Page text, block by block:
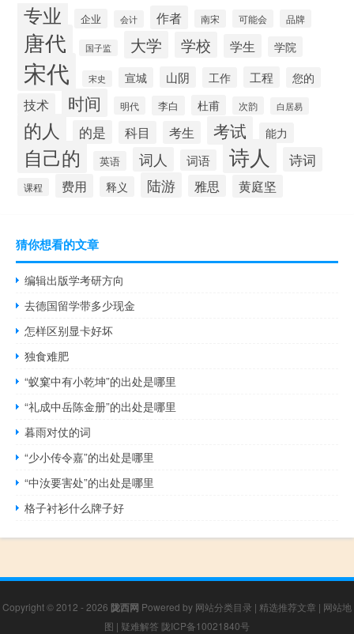
专业 企业 会计 作者 南宋 可能会 品牌
唐代 国子监 大学 学校 学生 学院
宋代 宋史 宣城 山阴 工作 工程 您的
技术 时间 明代 李白 杜甫 次韵 白居易
的人 的是 科目 考生 考试 能力
自己的 英语 词人 词语 诗人 诗词
课程 费用 释义 陆游 雅思 黄庭坚
猜你想看的文章
编辑出版学考研方向
去德国留学带多少现金
怎样区别显卡好坏
独食难肥
“蚁窠中有小乾坤”的出处是哪里
“礼成中岳陈金册”的出处是哪里
暮雨对仗的词
“少小传令嘉”的出处是哪里
“中汝要害处”的出处是哪里
格子衬衫什么牌子好
Copyright © 2012 - 2026 陇西网 Powered by 网站分类目录 | 精选推荐文章 | 网站地
图 | 疑难解答 陇ICP备10021840号